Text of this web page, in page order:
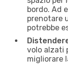
bordo. Ad
prenotare
potrebbe
volo alzati
migliorare